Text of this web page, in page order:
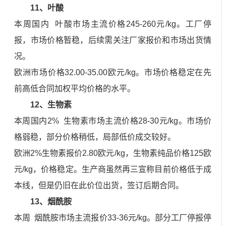
11、 叶酸
本周国内 叶酸市场主流价格245-260元/kg。工厂停
报，市场价格暂稳，后续需关注厂家报价和市场出货情
况。
欧洲市场价格32.00-35.00欧元/kg。市场价格稳定在先
前高低合同加权平均价格的水平。
12、生物素
本周国内2% 生物素市场主流价格28-30元/kg。市场价
格弱稳，部分价格稍低，局部低价成交较好。
欧洲2%生物素报价2.80欧元/kg，生物素纯品价格125欧
元/kg，价格稳定。生产商虽然再三宣称目前价格低于成
本线，但是仍旧在此价位出货，签订后期合同。
13、 烟酰胺
本周 烟酰胺市场主流报价33-36元/kg。部分工厂停报停